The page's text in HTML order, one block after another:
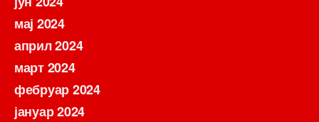
мај 2024
април 2024
март 2024
фебруар 2024
јануар 2024